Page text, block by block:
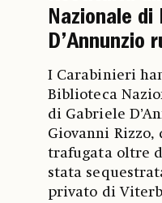
Nazionale di
D’Annunzio
I Carabinieri
Biblioteca
di Gabriele
Giovanni Rizzo,
trafugata oltre
stata
privato di